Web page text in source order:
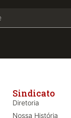
Sindicato
Diretoria
Nossa História